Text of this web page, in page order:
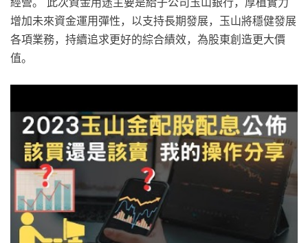
增加未來資金運用彈性，以支持長期發展，玉山將穩健發展
各項業務，持續追求更好的綜合績效，為股東創造更大價
值。